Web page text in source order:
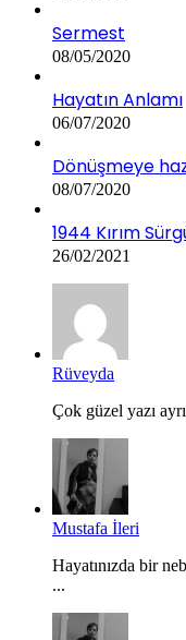
Sermest
08/05/2020
Hayatın Anlamı
06/07/2020
Dönüşmeye
08/07/2020
1944 Kırım
26/02/2021
Rüveyda
Çok güzel yazı
Mustafa İleri
Hayatınızda bir
...